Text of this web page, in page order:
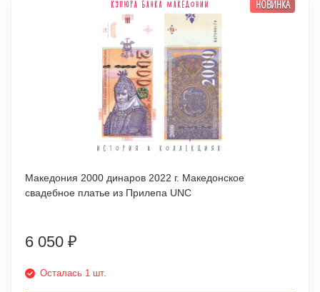
НОВИНКА
Македония 2000 динаров 2022 г. Македонское
свадебное платье из Прилепа UNC
6 050 ₽
Осталась 1 шт.